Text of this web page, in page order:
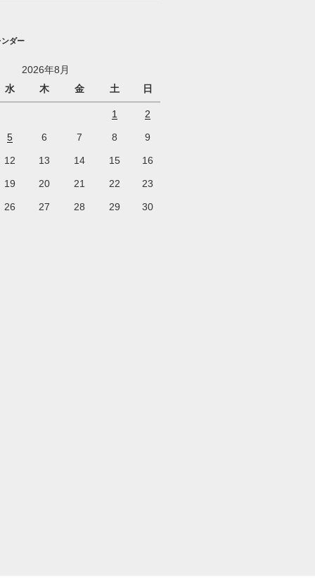
ダー
2026年8月
水
木 金 土 日
1 2
5 6 7 8 9
12 13 14 15 16
19 20 21 22 23
26 27 28 29 30